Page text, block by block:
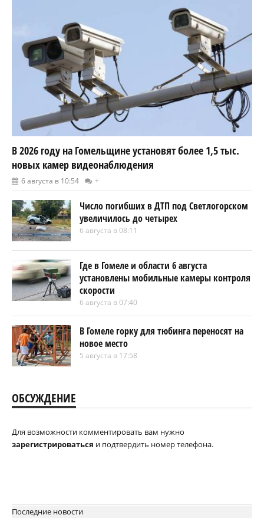
В 2026 году на Гомельщине установят более 1,5 тыс.
новых камер видеонаблюдения
6 августа в 10:54 +
Число погибших в ДТП под Светлогорском
увеличилось до четырех
6 августа в 08:11
Где в Гомеле и области 6 августа
установлены мобильные камеры контроля
скорости
6 августа в 07:40
В Гомеле горку для тюбинга переносят на
новое место
5 августа в 17:58
ОБСУЖДЕНИЕ
Для возможности комментировать вам нужно
зарегистрироваться и подтвердить номер телефона.
Последние новости